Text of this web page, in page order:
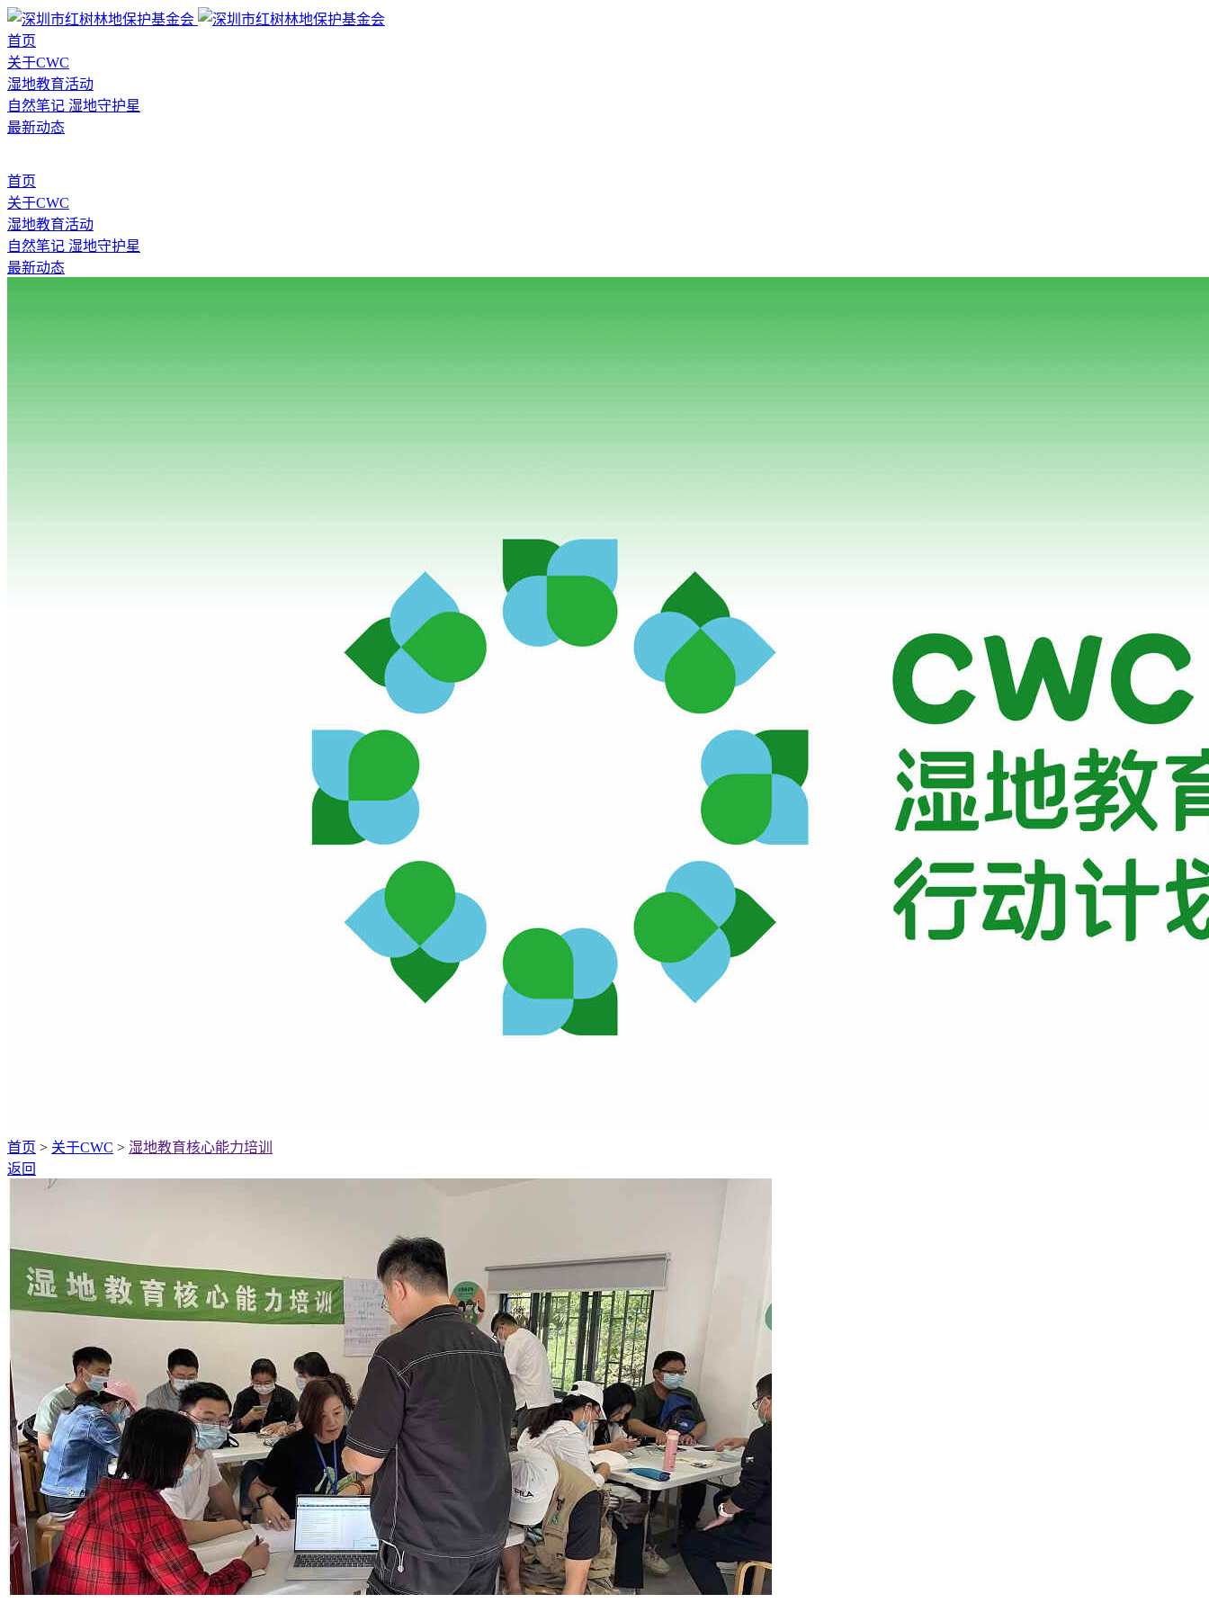
首页
关于CWC
湿地教育活动
自然笔记 湿地守护星
最新动态
首页
关于CWC
湿地教育活动
自然笔记 湿地守护星
最新动态
首页 > 关于CWC > 湿地教育核心能力培训
返回